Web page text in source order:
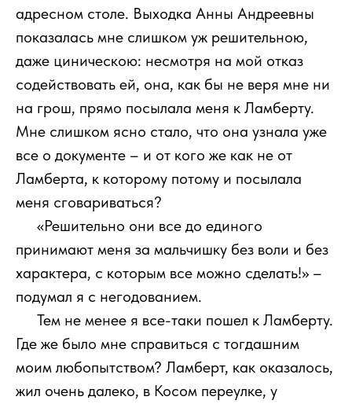
адресном столе. Выходка Анны Андреевны
показалась мне слишком уж решительною,
даже циническою: несмотря на мой отказ
содействовать ей, она, как бы не веря мне ни
на грош, прямо посылала меня к Ламберту.
Мне слишком ясно стало, что она узнала уже
все о документе – и от кого же как не от
Ламберта, к которому потому и посылала
меня сговариваться?
«Решительно они все до единого
принимают меня за мальчишку без воли и без
характера, с которым все можно сделать!» –
подумал я с негодованием.
Тем не менее я все-таки пошел к Ламберту.
Где же было мне справиться с тогдашним
моим любопытством? Ламберт, как оказалось,
жил очень далеко, в Косом переулке, у